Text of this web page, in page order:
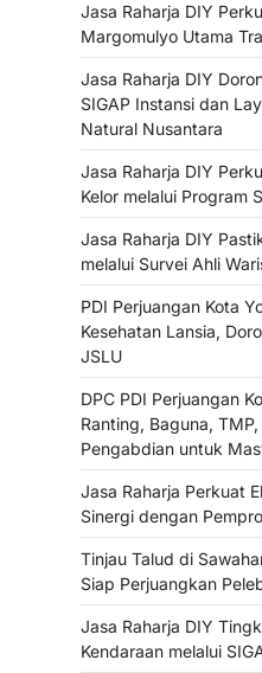
Jasa Raharja DIY
Margomulyo Utama
Jasa Raharja DIY
SIGAP Instansi dan
Natural Nusantara
Jasa Raharja DIY
Kelor melalui Program
Jasa Raharja DIY
melalui Survei Ahli
PDI Perjuangan Kota
Kesehatan Lansia,
JSLU
DPC PDI Perjuangan
Ranting, Baguna,
Pengabdian untuk
Jasa Raharja Perkuat
Sinergi dengan
Tinjau Talud di
Siap Perjuangkan
Jasa Raharja DIY
Kendaraan melalui